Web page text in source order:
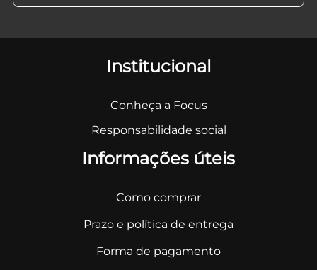
Institucional
Conheça a Focus
Responsabilidade social
Informações úteis
Como comprar
Prazo e política de entrega
Forma de pagamento